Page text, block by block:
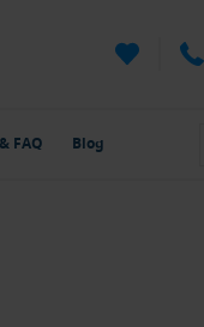
FAQ Blog